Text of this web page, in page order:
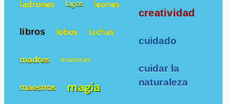
creatividad
cuidado
cuidar la
naturaleza
ladrones lagos leones
libros lobos luchas
madres maestras
maestros magia